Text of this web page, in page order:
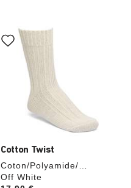
Cotton Twist
Coton/Polyamide/
Élasthanne
Off White
Cliquer
sur
les
échantillons
couleurs
modifiera
l’image